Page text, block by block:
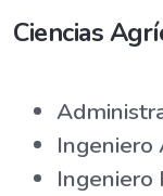
Ciencias
Ingeniero
Ingeniero